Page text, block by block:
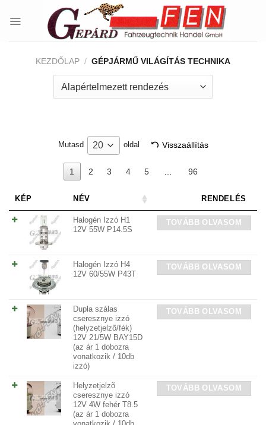
KEZDŐLAP / GÉPJÁRMŰ VILÁGÍTÁS TECHNIKA
Mutasd 20 oldal Visszaállítás
1 2 3 4 5 96
KÉP NÉV RENDELÉS
Halogén Izzó H1
12V 55W P14.5S
TOVÁBB OLVASOM
Halogén Izzó H4
12V 60/55W P43T
TOVÁBB OLVASOM
Dupla szálas
cseresznye izzó
(helyzetjelzõ/fék)
12V 21/5W BAY15D
(az ár 1 dobozra
vonatkozik / 10db
izzó)
TOVÁBB OLVASOM
Helyzetjelzõ
cseresznye izzó
12V 4W fehér T8.5
(az ár 1 dobozra
TOVÁBB OLVASOM